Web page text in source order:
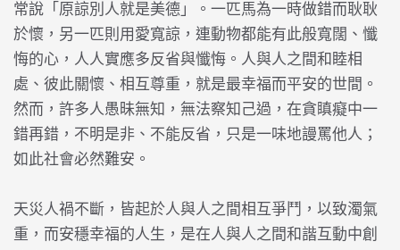
常說「原諒別人就是美德」。一匹馬為一時做錯而耿耿
於懷，另一匹則用愛寬諒，連動物都能有此般寬闊、懺
悔的心，人人實應多反省與懺悔。人與人之間和睦相
處、彼此關懷、相互尊重，就是最幸福而平安的世間。
然而，許多人愚昧無知，無法察知己過，在貪瞋癡中一
錯再錯，不明是非、不能反省，只是一味地謾罵他人；
如此社會必然難安。
天災人禍不斷，皆起於人與人之間相互爭鬥，以致濁氣
重，而安穩幸福的人生，是在人與人之間和諧互動中創